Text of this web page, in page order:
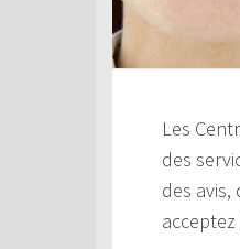
Les
des
des